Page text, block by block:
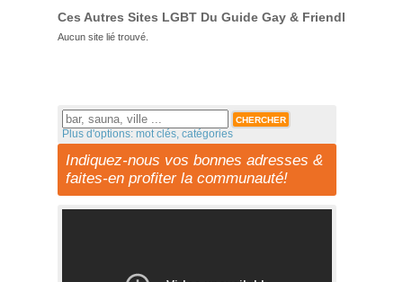
Ces Autres Sites LGBT Du Guide Gay & Friendly
Aucun site lié trouvé.
Plus d'options: mot clés, catégories
Indiquez-nous vos bonnes adresses &
faites-en profiter la communauté!